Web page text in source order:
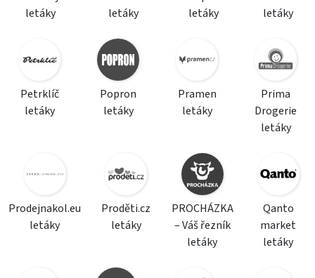
letáky
letáky
letáky
letáky
Petrklíč
letáky
Popron
letáky
Pramen
letáky
Prima
Drogerie
letáky
Prodejnakol.eu
letáky
Proděti.cz
letáky
PROCHÁZKA
– Váš řezník
letáky
Qanto
market
letáky